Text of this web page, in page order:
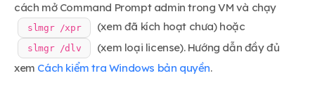
cách mở Command Prompt admin trong VM và chạy
slmgr /xpr (xem đã kích hoạt chưa) hoặc
slmgr /dlv
(xem loại license). Hướng dẫn đầy đủ
xem Cách kiểm tra Windows bản quyền.